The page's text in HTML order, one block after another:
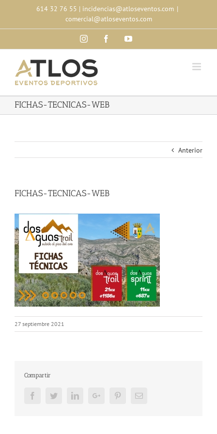
content
614 32 76 55 | incidencias@atloseventos.com |
comercial@atloseventos.com
InstagramFacebookYouTube
FICHAS-TECNICAS-WEB
Anterior
FICHAS-TECNICAS-WEB
27 septiembre 2021
Compartir
FacebookTwitterLinkedInGoogle+ PinterestEmail